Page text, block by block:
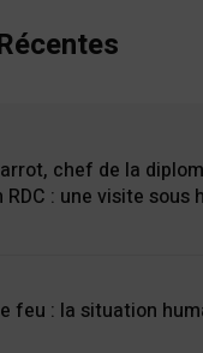
chef de la
: une visite sous
feu : la situation